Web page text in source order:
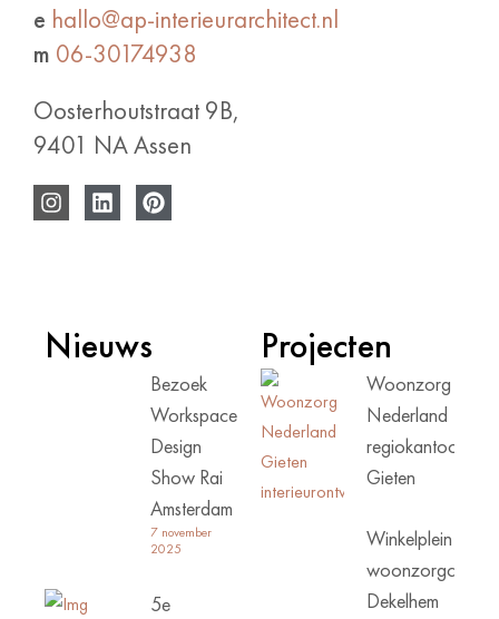
e hallo@ap-interieurarchitect.nl
m 06-30174938
Oosterhoutstraat 9B,
9401 NA Assen
Nieuws
Bezoek
Workspace
Design
Show Rai
Amsterdam
7 november
2025
5e
Projecten
Woonzorg
Nederland
regiokantoor
Gieten
Winkelplein
Dekelhem